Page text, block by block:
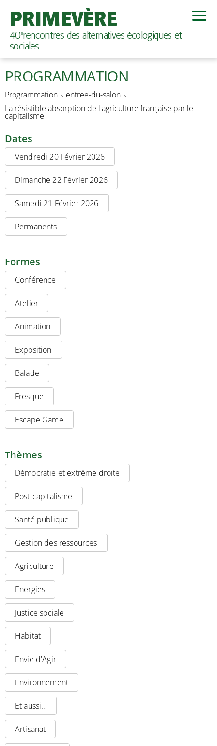
PRIMEVÈRE
40erencontres des alternatives écologiques et
sociales
PROGRAMMATION
Programmation
entree-du-salon
La résistible absorption de l'agriculture française par le
capitalisme
Dates
Vendredi 20 Février 2026
Dimanche 22 Février 2026
Samedi 21 Février 2026
Permanents
Formes
Conférence
Atelier
Animation
Exposition
Balade
Fresque
Escape Game
Thèmes
Démocratie et extrême droite
Post-capitalisme
Santé publique
Gestion des ressources
Agriculture
Energies
Justice sociale
Habitat
Envie d'Agir
Environnement
Et aussi…
Artisanat